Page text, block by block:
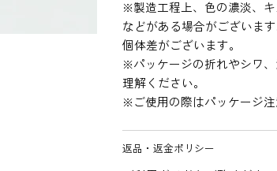
※製造工程上、色の濃淡、
などがある場合がございま
個体差がございます。
※パッケージの折れやシワ
理解ください。
※ご使用の際はパッケージ注
返品・返金ポリシー